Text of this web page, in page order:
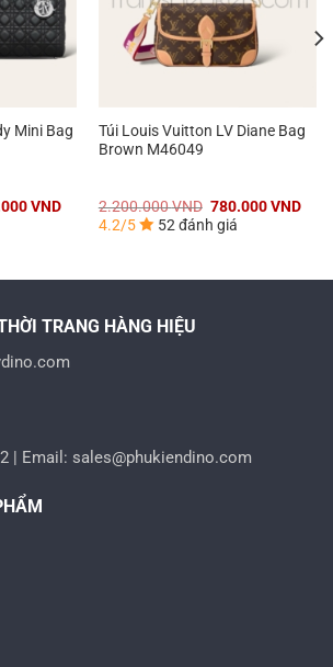
Mini Bag
VNDGiá
Túi Louis Vuitton LV Diane Bag
Brown M46049
2.200.000VND Giá
gốc
là:
780.000VNDGiá
4.2/5 52 đánh giá
TRANG HÀNG HIỆU
| Email: sales@phukiendino.com